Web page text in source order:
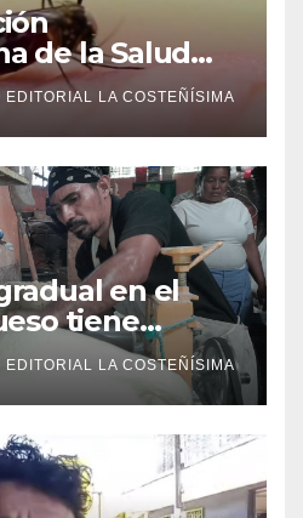
de la Salud
reforzar
el aumento de
EDITORIAL LA COSTEÑÍSIMA
en el
tiene
EDITORIAL LA COSTEÑÍSIMA